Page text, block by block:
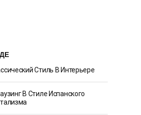
Стиль В Интерьере
В Стиле Испанского